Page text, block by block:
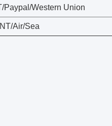
Paypal/Western Union
Air/Sea